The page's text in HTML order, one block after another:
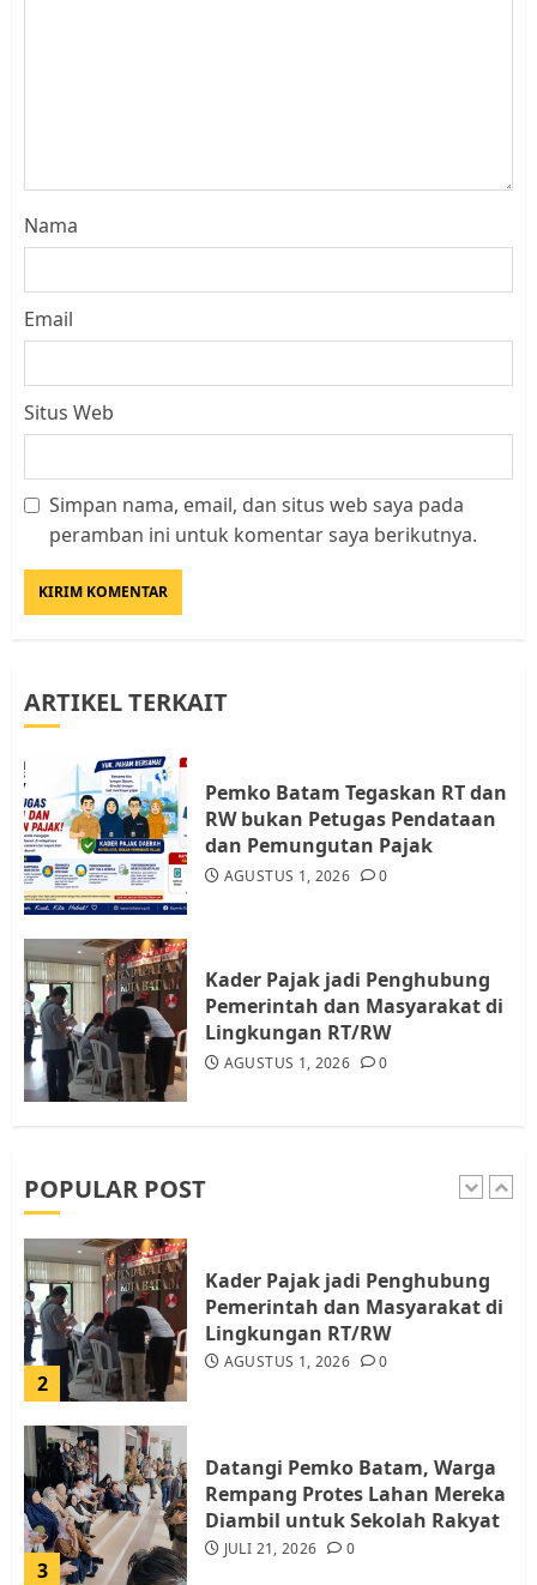
Nama
Email
Situs Web
Simpan nama, email, dan situs web saya pada
peramban ini untuk komentar saya berikutnya.
ARTIKEL TERKAIT
Pemko Batam Tegaskan RT dan
RW bukan Petugas Pendataan
dan Pemungutan Pajak
AGUSTUS 1, 2026 0
Kader Pajak jadi Penghubung
Pemerintah dan Masyarakat di
Lingkungan RT/RW
AGUSTUS 1, 2026 0
POPULAR POST
Datangi Pemko Batam, Warga
4
Warga Rempang Ajukan
Resahkan Warga
JULI 17, 2026 0
5
JULI 15, 2026 0
1
2
Kader Pajak jadi Penghubung
Pemerintah dan Masyarakat di
Lingkungan RT/RW
AGUSTUS 1, 2026 0
3
Datangi Pemko Batam, Warga
Rempang Protes Lahan Mereka
Diambil untuk Sekolah Rakyat
JULI 21, 2026 0